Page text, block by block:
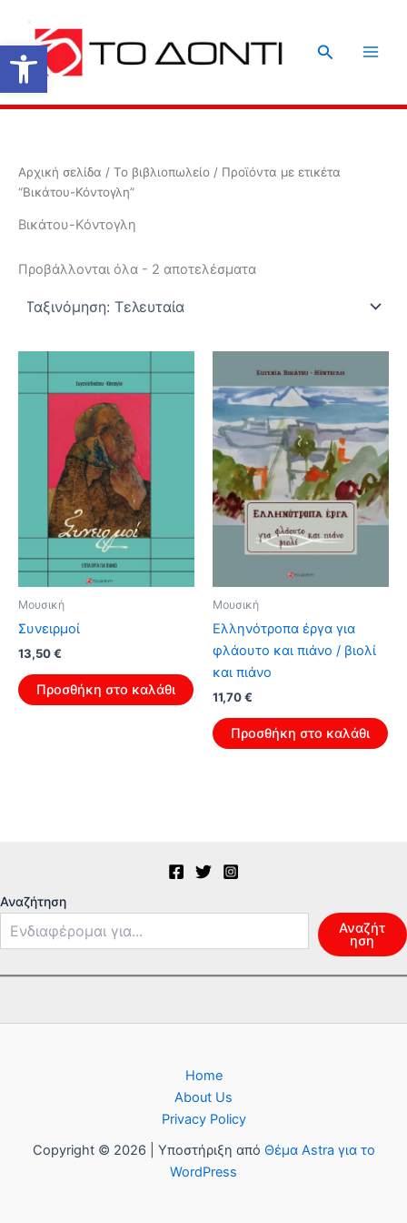
Ανοίξτε τη γραμμή εργαλείων
περιεχόμενο
Αναζήτηση
Αρχική σελίδα / Το βιβλιοπωλείο / Προϊόντα με ετικέτα
“Βικάτου-Κόντογλη”
Βικάτου-Κόντογλη
Προβάλλονται όλα - 2 αποτελέσματαSorted
Μουσική
Συνειρμοί
13,50€
Προσθήκη στο καλάθι
Μουσική
Ελληνότροπα έργα για
φλάουτο και πιάνο / βιολί
και πιάνο
11,70€
Προσθήκη στο καλάθι
Αναζήτηση
Αναζήτ
ηση
Home
About Us
Privacy Policy
Copyright © 2026 | Υποστήριξη από Θέμα Astra για το
WordPress